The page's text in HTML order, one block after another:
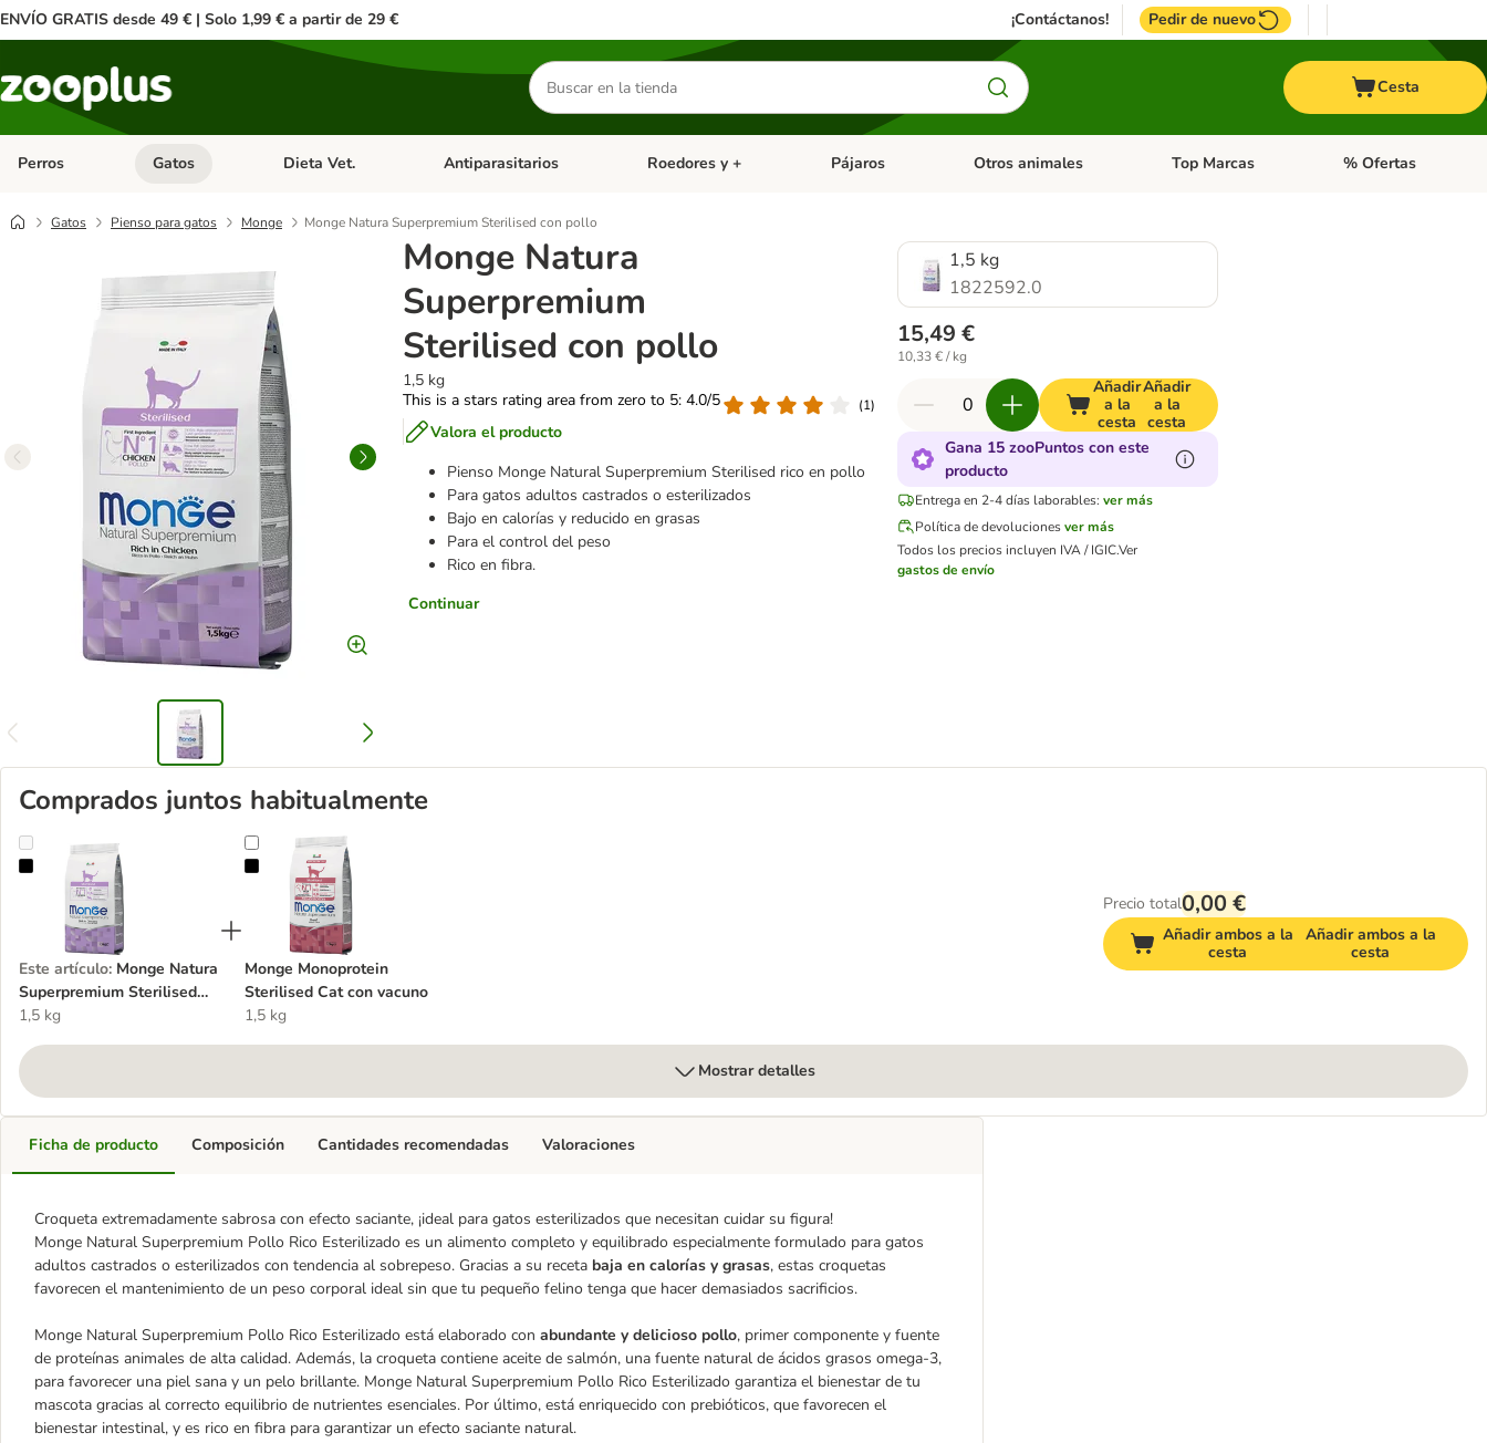
ENVÍO GRATIS desde 49 € | Solo 1,99 € a partir de 29 € ¡Contáctanos! Pedir de nuevo
Buscar
productos
Cesta
Perros Menú de categoria abierto: Perros
Gatos Menú de categoria abierto: Gatos
Dieta Vet. Menú de categoria abierto: Dieta Vet.
Antiparasitarios Menú de categoria abierto: Antiparasitarios
Roedores y + Menú de categoria abierto: Roedores y +
Pájaros Menú de categoria abierto: Pájaros
Otros animales Menú de categoria abierto: Otros animales
Top Marcas Menú de categoria
% Ofertas
Gatos Pienso para gatos Monge Monge Natura Superpremium Sterilised con pollo
Monge Natura
Superpremium
Sterilised con pollo
1,5 kg
This is a stars rating area from zero to 5: 4.0/5
(1)
Valora el producto
Pienso Monge Natural Superpremium Sterilised rico en pollo
Para gatos adultos castrados o esterilizados
Bajo en calorías y reducido en grasas
Para el control del peso
Rico en fibra.
Continuar
1,5 kg
1822592.0
15,49 €
10,33 € / kg
Añadir
a la
cesta
Añadir
a la
cesta
Gana 15 zooPuntos con este
producto
Entrega en 2-4 días laborables: ver más
Política de devolucionesver más
Todos los precios incluyen IVA / IGIC.Ver
gastos de envío
Comprados juntos habitualmente
Monge Natura Superpremium Sterilised con pollo
Este artículo: Monge Natura
Superpremium Sterilised
con pollo
1,5 kg
Monge Monoprotein Sterilised Cat con vacuno
Monge Monoprotein
Sterilised Cat con vacuno
1,5 kg
Precio total0,00 €
Añadir ambos a la
cesta
Añadir ambos a la
cesta
Mostrar detalles
Ficha de producto
Croqueta extremadamente sabrosa con efecto saciante, ¡ideal para gatos esterilizados que necesitan cuidar su figura!
Monge Natural Superpremium Pollo Rico Esterilizado es un alimento completo y equilibrado especialmente formulado para gatos
adultos castrados o esterilizados con tendencia al sobrepeso. Gracias a su receta baja en calorías y grasas, estas croquetas
favorecen el mantenimiento de un peso corporal ideal sin que tu pequeño felino tenga que hacer demasiados sacrificios.
Monge Natural Superpremium Pollo Rico Esterilizado está elaborado con abundante y delicioso pollo, primer componente y fuente
de proteínas animales de alta calidad. Además, la croqueta contiene aceite de salmón, una fuente natural de ácidos grasos omega-3,
para favorecer una piel sana y un pelo brillante. Monge Natural Superpremium Pollo Rico Esterilizado garantiza el bienestar de tu
mascota gracias al correcto equilibrio de nutrientes esenciales. Por último, está enriquecido con prebióticos, que favorecen el
bienestar intestinal, y es rico en fibra para garantizar un efecto saciante natural.
Composición Cantidades recomendadas Valoraciones